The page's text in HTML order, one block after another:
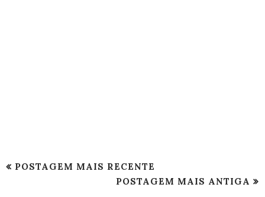
POSTAGEM MAIS RECENTE
POSTAGEM MAIS ANTIGA